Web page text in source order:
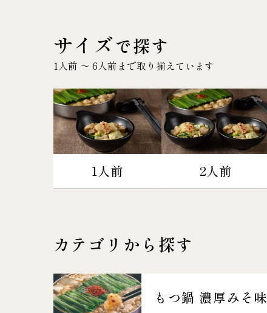
サイズで探す
1人前 〜 6人前まで取り揃えています
1人前 2人前
カテゴリから探す
もつ鍋 濃厚みそ味